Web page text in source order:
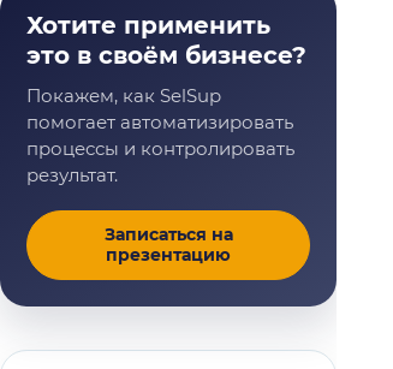
Хотите применить
это в своём бизнесе?
Покажем, как SelSup
помогает автоматизировать
процессы и контролировать
результат.
Записаться на
презентацию